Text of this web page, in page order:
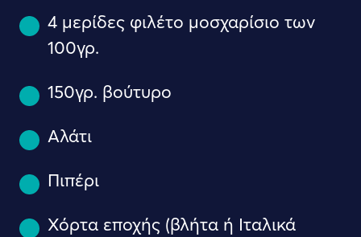
4 μερίδες φιλέτο μοσχαρίσιο των
100γρ.
150γρ. βούτυρο
Αλάτι
Πιπέρι
Χόρτα εποχής (βλήτα ή Ιταλικά